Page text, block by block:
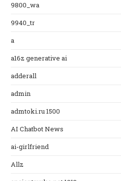
9800_wa
9940_tr
a
a16z generative ai
adderall
admin
admtoki.ru 1500
AI Chatbot News
ai-girlfriend
Allz